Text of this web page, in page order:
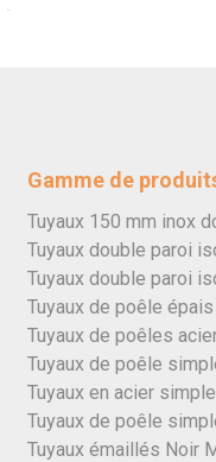
Gamme de
Tuyaux 150 mm inox
Tuyaux double paroi
Tuyaux double paroi
Tuyaux de poêle épais
Tuyaux de poêles
Tuyaux de poêle
Tuyaux en acier
Tuyaux de poêle
Tuyaux émaillés Noir